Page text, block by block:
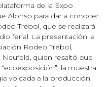
de la Expo
Alonso para dar a conocer
Trébol, que se realizará
ferial. La presentación la
Rodeo Trébol,
quien resaltó que
la muestra
volcada a la producción.